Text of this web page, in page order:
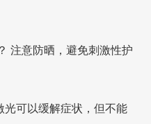
注意防晒，避免刺激性护
光可以缓解症状，但不能